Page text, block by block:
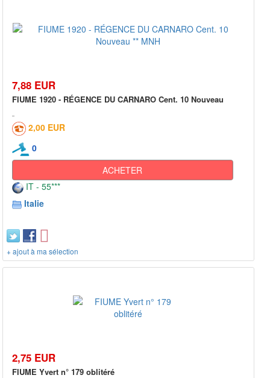
7,88 EUR
FIUME 1920 - RÉGENCE DU CARNARO Cent. 10 Nouveau
2,00 EUR
0
ACHETER
IT - 55***
Italie
+ ajout à ma sélection
2,75 EUR
FIUME Yvert n° 179 oblitéré